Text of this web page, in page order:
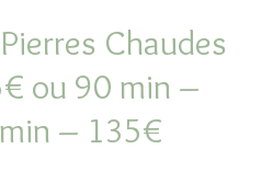
Chaudes
ou 90 min –
– 135€